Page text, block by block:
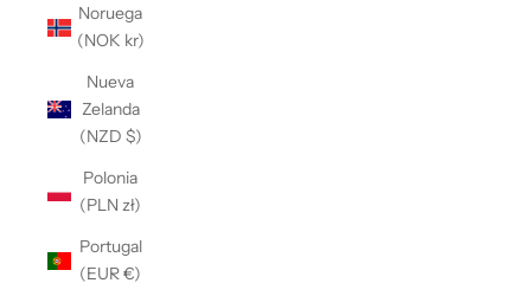
Noruega
(NOK kr)
Nueva
Zelanda
(NZD $)
Polonia
(PLN zł)
Portugal
(EUR €)